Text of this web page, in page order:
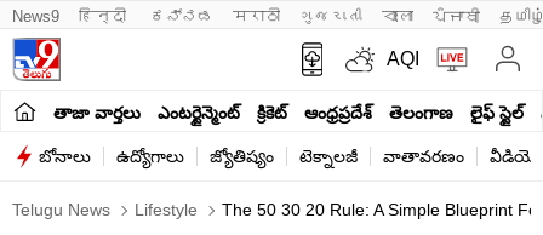
News9 हिन्दी ಕನ್ನಡ मराठी ગુજરાતી বাংলা ਪੰਜਾਬੀ
AQI
తాజా వార్తలు ఎంటర్టైన్మెంట్ క్రికెట్ ఆంధ్రప్రదేశ్ తెలంగాణ లైఫ్ స్టైల్
బోనాలు ఉద్యోగాలు జ్యోతిష్యం టెక్నాలజీ వాతావరణం
Telugu News Lifestyle The 50 30 20 Rule: A Simple Blueprint